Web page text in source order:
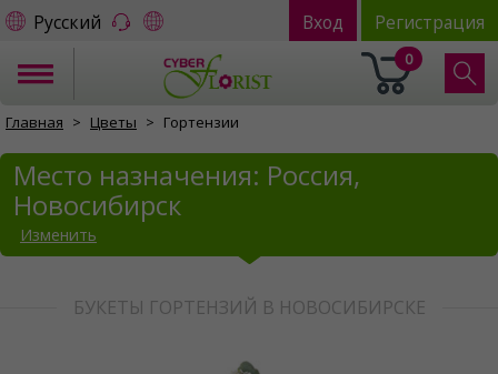
Русский Вход Регистрация
0
Главная Цветы Гортензии
Место назначения: Россия,
Новосибирск
Изменить
БУКЕТЫ ГОРТЕНЗИЙ В НОВОСИБИРСКЕ